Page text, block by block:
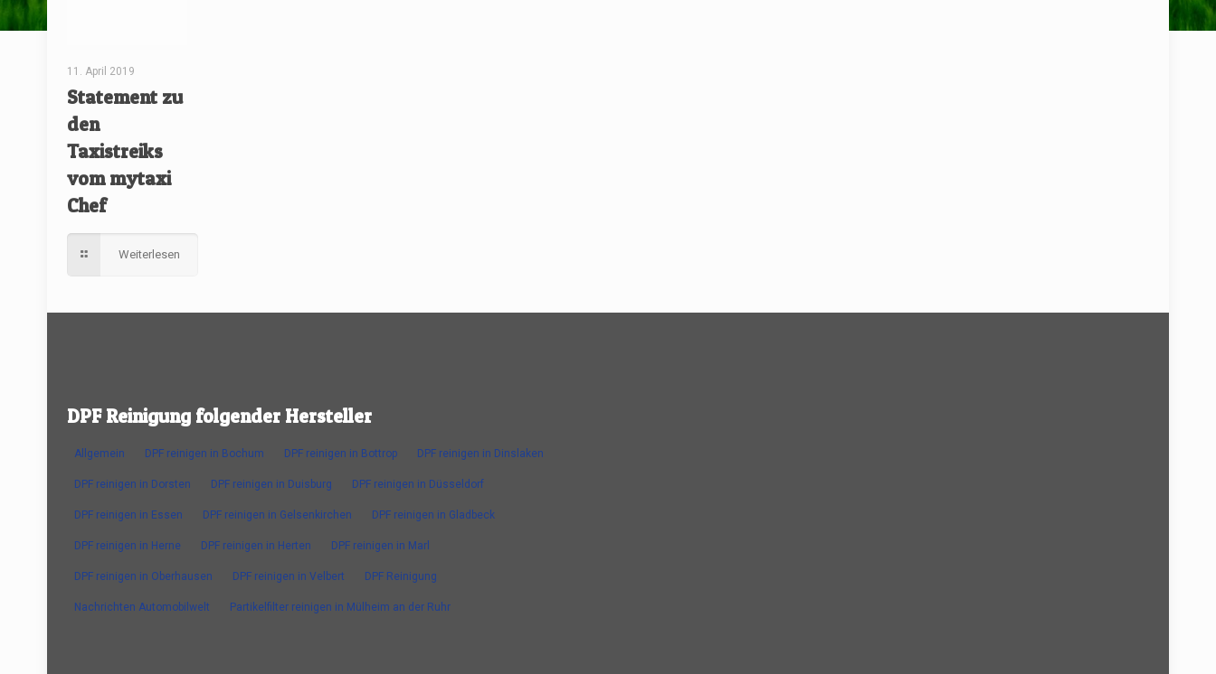
11. April 2019
Statement zu
den
Taxistreiks
vom mytaxi
Chef
Weiterlesen
DPF Reinigung folgender Hersteller
Allgemein DPF reinigen in Bochum DPF reinigen in Bottrop DPF reinigen in Dinslaken
DPF reinigen in Dorsten DPF reinigen in Duisburg DPF reinigen in Düsseldorf
DPF reinigen in Essen DPF reinigen in Gelsenkirchen DPF reinigen in Gladbeck
DPF reinigen in Herne DPF reinigen in Herten DPF reinigen in Marl
DPF reinigen in Oberhausen DPF reinigen in Velbert DPF Reinigung
Nachrichten Automobilwelt Partikelfilter reinigen in Mülheim an der Ruhr